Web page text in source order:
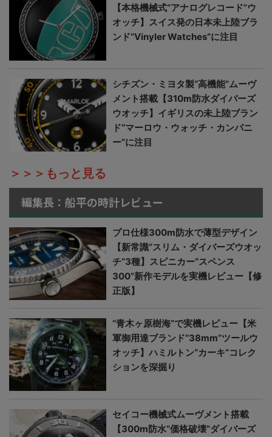
【本格機械式“アナログレコード”ウ
オッチ】スイス発の日本未上陸ブラ
ンド“Vinyler Watches”に注目
シチズン・ミヨタ製“高機能”ムーヴ
メント搭載【310m防水ダイバーズ
ウオッチ】イギリスの未上陸ブラン
ド“マーロウ・ウォッチ・カンパニ
ー”に注目
＞＞＞もっと見る
編集長：船平の時計レビュー
プロ仕様300m防水で薄型デザイン
【新常識“スリム・ダイバーズウオッ
チ”3種】スピニカー“スペンス
300”新作モデルを実機レビュー【修
正版】
“青木ヶ原樹海”で実機レビュー【米
軍御用達ブランド“38mm”ツールウ
オッチ】ハミルトン“カーキ”コレク
ションを深掘り
セイコー機械式ムーヴメント搭載
【300m防水“価格破壊”ダイバーズ